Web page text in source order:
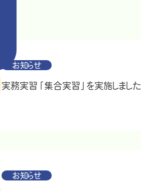
お知らせ
実務実習「集合実習」を実施しました
お知らせ